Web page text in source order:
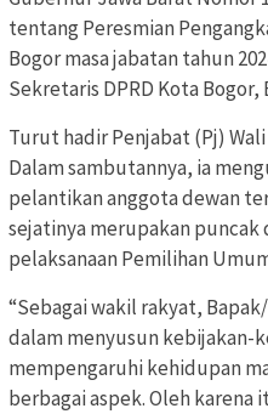
tentang Peresmian
Bogor masa jabatan tahun
Sekretaris DPRD Kota Bogor,
Turut hadir Penjabat (Pj)
Dalam sambutannya, ia
pelantikan anggota dewan
sejatinya merupakan puncak
pelaksanaan Pemilihan
“Sebagai wakil rakyat,
dalam menyusun kebijakan-
mempengaruhi kehidupan
berbagai aspek. Oleh karena